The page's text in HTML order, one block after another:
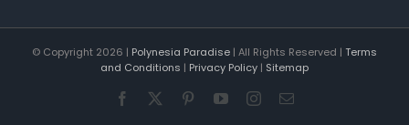
© Copyright 2026 | Polynesia Paradise | All Rights Reserved | Terms
and Conditions | Privacy Policy | Sitemap
Facebook PinterestYouTubeInstagram
Email